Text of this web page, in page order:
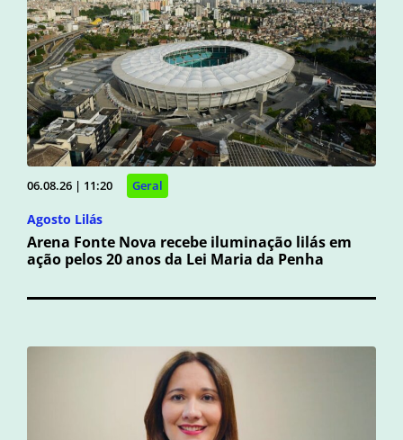
06.08.26 | 11:20 Geral
Agosto Lilás
Arena Fonte Nova recebe iluminação lilás em
ação pelos 20 anos da Lei Maria da Penha